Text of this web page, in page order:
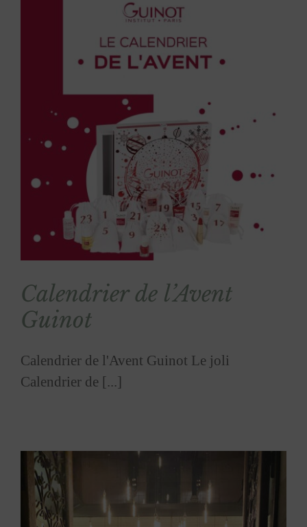
Calendrier de l’Avent
Guinot
Calendrier de l'Avent Guinot Le joli
Calendrier de [...]